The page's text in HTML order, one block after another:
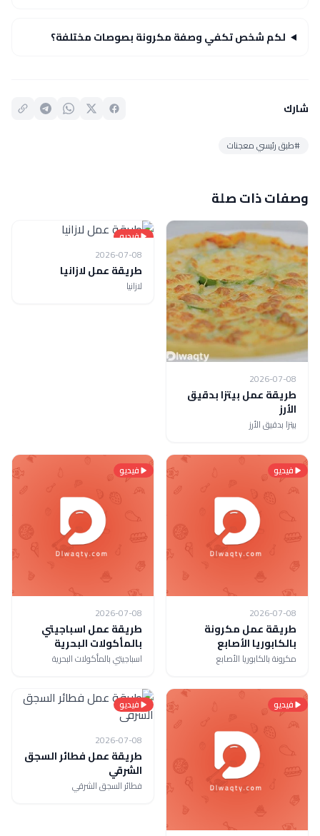
لكم شخص تكفي وصفة مكرونة بصوصات مختلفة؟
شارك
#طبق رئيسي معجنات
وصفات ذات صلة
2026-07-08
طريقة عمل بيتزا بدقيق
الأرز
بيتزا بدقيق الأرز
فيديو
2026-07-08
طريقة عمل لازانيا
لازانيا
فيديو
2026-07-08
طريقة عمل مكرونة
بالكابوريا الأصابع
مكرونة بالكابوريا الأصابع
فيديو
2026-07-08
طريقة عمل اسباجيتي
بالمأكولات البحرية
اسباجيتي بالمأكولات البحرية
فيديو فيديو
2026-07-08
طريقة عمل فطائر السجق
الشرقي
فطائر السجق الشرقي